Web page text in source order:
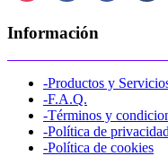
Información
-Productos y
-F.A.Q.
-Términos y
-Política de privacidad
-Política de cookies